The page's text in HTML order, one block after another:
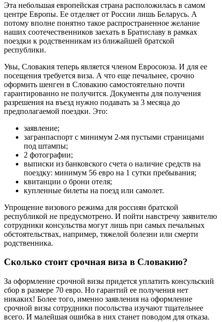
Эта небольшая европейская страна расположилась в самом
центре Европы. Ее отделяет от России лишь Беларусь. А
потому вполне понятно такое распространенное желание
наших соотечественников заехать в Братиславу в рамках
поездки к родственникам из ближайшей братской
республики.
Увы, Словакия теперь является членом Евросоюза. И для ее
посещения требуется виза. А что еще печальнее, срочно
оформить шенген в Словакию самостоятельно почти
гарантированно не получится. Документы для получения
разрешения на въезд нужно подавать за 3 месяца до
предполагаемой поездки. Это:
заявление;
загранпаспорт с минимум 2-мя пустыми страницами
под штампы;
2 фотографии;
выписки из банковского счета о наличие средств на
поездку: минимум 56 евро на 1 сутки пребывания;
квитанции о брони отеля;
купленные билеты на поезд или самолет.
Упрощение визового режима для россиян братской
республикой не предусмотрено. И пойти навстречу заявителю
сотрудники консульства могут лишь при самых печальных
обстоятельствах, например, тяжелой болезни или смерти
родственника.
Сколько стоит срочная виза в Словакию?
За оформление срочной визы придется уплатить консульский
сбор в размере 70 евро. Но гарантий ее получения нет
никаких! Более того, именно заявления на оформление
срочной визы сотрудники посольства изучают тщательнее
всего. И малейшая ошибка в них станет поводом для отказа.